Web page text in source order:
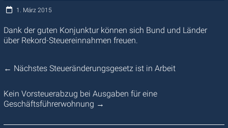
1. März 2015
Dank der guten Konjunktur können sich Bund und Länder
über Rekord-Steuereinnahmen freuen.
← Nächstes Steueränderungsgesetz ist in Arbeit
Kein Vorsteuerabzug bei Ausgaben für eine
Geschäftsführerwohnung →